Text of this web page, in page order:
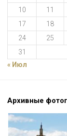
10
11
17
18
24
25
31
« Июл
Архивные